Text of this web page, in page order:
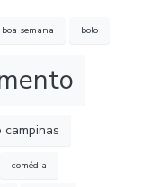
boa semana bolo
campinas
comédia